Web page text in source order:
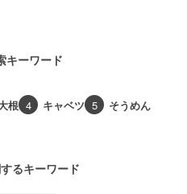
キーワード
根 4 キャベツ 5 そうめん
るキーワード